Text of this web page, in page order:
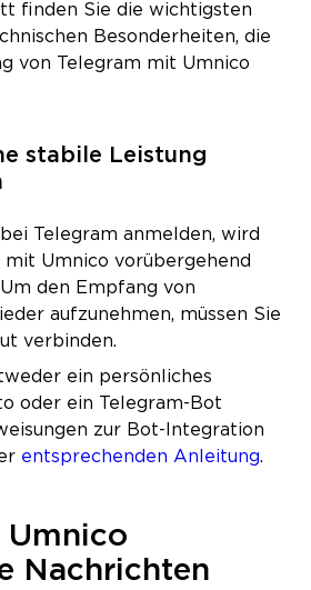
finden Sie die wichtigsten
Besonderheiten, die
von Telegram mit Umnico
stabile Leistung
Telegram anmelden, wird
Umnico vorübergehend
den Empfang von
aufzunehmen, müssen Sie
verbinden.
ein persönliches
oder ein Telegram-Bot
zur Bot-Integration
entsprechenden Anleitung.
Umnico
Nachrichten